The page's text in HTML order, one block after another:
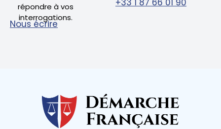
répondre à vos
interrogations.
Nous écrire
+33 1 87 66 01 90